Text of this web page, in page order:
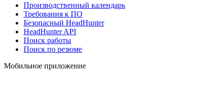
Производственный календарь
Требования к ПО
Безопасный HeadHunter
HeadHunter API
Поиск работы
Поиск по резюме
Мобильное приложение